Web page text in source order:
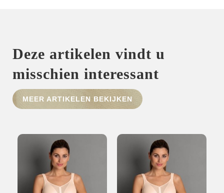
HOME
OVER ONS
Deze artikelen vindt u
misschien interessant
MEER ARTIKELEN BEKIJKEN